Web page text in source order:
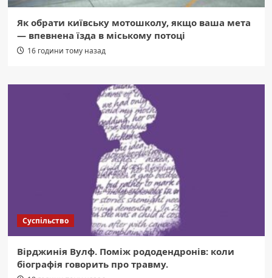
Як обрати київську мотошколу, якщо ваша мета
— впевнена їзда в міському потоці
16 години тому назад
Суспільство
Вірджинія Вулф. Поміж рододендронів: коли
біографія говорить про травму.